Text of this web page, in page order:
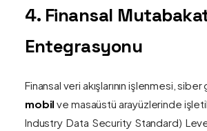
4. Finansal
Entegrasyonu
Finansal veri akışlarının işlenmesi,
mobil ve masaüstü arayüzlerinde
Industry Data Security Standard)